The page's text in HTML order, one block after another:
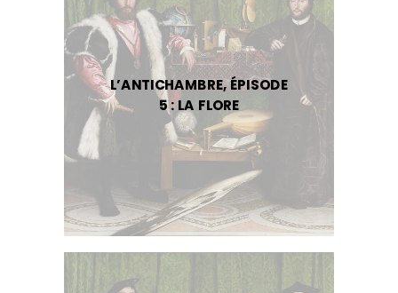
L’ANTICHAMBRE, ÉPISODE
5 : LA FLORE